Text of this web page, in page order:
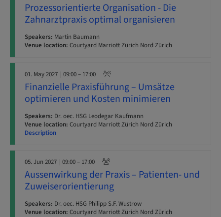
Prozessorientierte Organisation - Die
Zahnarztpraxis optimal organisieren
Speakers: Martin Baumann
Venue location: Courtyard Marriott Zürich Nord Zürich
01. May 2027 | 09:00 – 17:00
Finanzielle Praxisführung – Umsätze
optimieren und Kosten minimieren
Speakers: Dr. oec. HSG Leodegar Kaufmann
Venue location: Courtyard Marriott Zürich Nord Zürich
Description
05. Jun 2027 | 09:00 – 17:00
Aussenwirkung der Praxis – Patienten- und
Zuweiserorientierung
Speakers: Dr. oec. HSG Philipp S.F. Wustrow
Venue location: Courtyard Marriott Zürich Nord Zürich